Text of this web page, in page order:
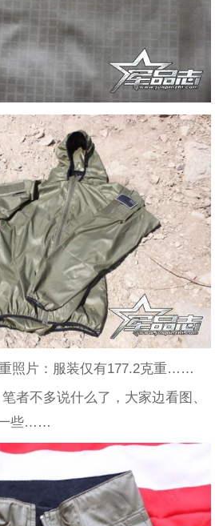
照片：服装仅有177.2克重……
者不多说什么了，大家边看图、
一些……